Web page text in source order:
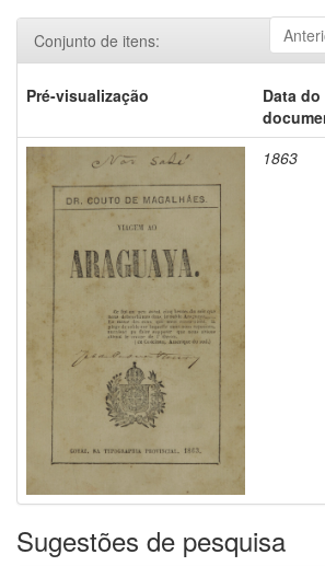
Conjunto de itens:
Pré-visualização
Data do
1863
Sugestões de pesquisa